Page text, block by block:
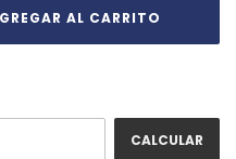
CALCULAR